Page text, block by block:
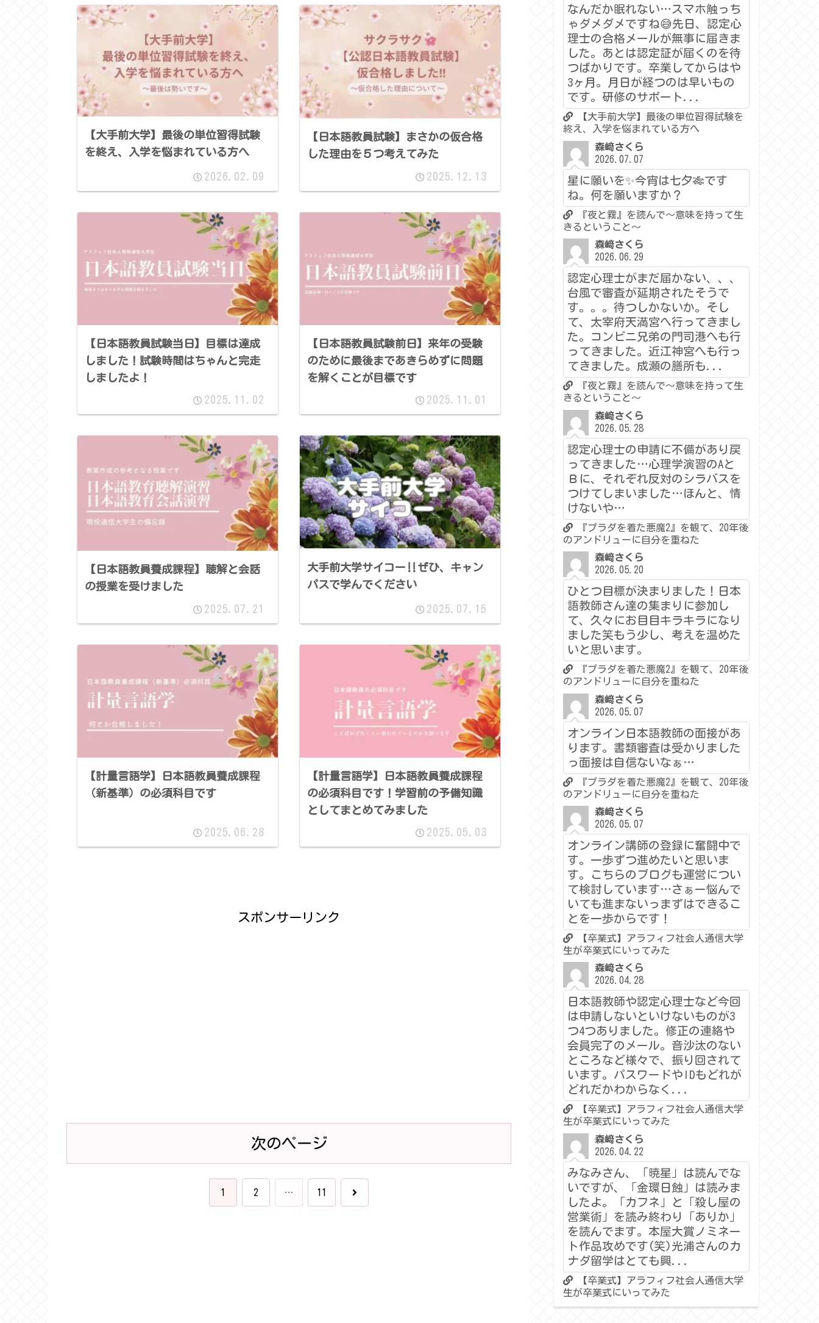
【大手前大学】最後の単位習得試験
を終え、入学を悩まれている方へ
2026.02.09
【日本語教員試験】まさかの仮合格
した理由を５つ考えてみた
2025.12.13
【日本語教員試験当日】目標は達成
しました！試験時間はちゃんと完走
しましたよ！
2025.11.02
【日本語教員試験前日】来年の受験
のために最後まであきらめずに問題
を解くことが目標です
2025.11.01
【日本語教員養成課程】聴解と会話
の授業を受けました
2025.07.21
大手前大学サイコー‼ぜひ、キャン
パスで学んでください
2025.07.15
【計量言語学】日本語教員養成課程
（新基準）の必須科目です
2025.06.28
【計量言語学】日本語教員養成課程
の必須科目です！学習前の予備知識
としてまとめてみました
2025.05.03
スポンサーリンク
次のページ
1 2 … 11 次
なんだか眠れない…スマホ触っち
ゃダメダメですね😅先日、認定心
理士の合格メールが無事に届きま
した。あとは認定証が届くのを待
つばかりです。卒業してからはや
3ヶ月。月日が経つのは早いもの
です。研修のサポート...
【大手前大学】最後の単位習得試験を
終え、入学を悩まれている方へ
森﨑さくら
2026.07.07
星に願いを✨今宵は七夕🎋です
ね。何を願いますか？
『夜と霧』を読んで～意味を持って生
きるということ～
森﨑さくら
2026.06.29
認定心理士がまだ届かない、、、
台風で審査が延期されたそうで
す。。。待つしかないか。そし
て、太宰府天満宮へ行ってきまし
た。コンビニ兄弟の門司港へも行
ってきました。近江神宮へも行っ
てきました。成瀬の膳所も...
『夜と霧』を読んで～意味を持って生
きるということ～
森﨑さくら
2026.05.28
認定心理士の申請に不備があり戻
ってきました…心理学演習のAと
Ｂに、それぞれ反対のシラバスを
つけてしまいました…ほんと、情
けないや…
『プラダを着た悪魔2』を観て、20年後
のアンドリューに自分を重ねた
森﨑さくら
2026.05.20
ひとつ目標が決まりました！日本
語教師さん達の集まりに参加し
て、久々にお目目キラキラになり
ました笑もう少し、考えを温めた
いと思います。
『プラダを着た悪魔2』を観て、20年後
のアンドリューに自分を重ねた
森﨑さくら
2026.05.07
オンライン日本語教師の面接があ
ります。書類審査は受かりました
っ面接は自信ないなぁ…
『プラダを着た悪魔2』を観て、20年後
のアンドリューに自分を重ねた
森﨑さくら
2026.05.07
オンライン講師の登録に奮闘中で
す。一歩ずつ進めたいと思いま
す。こちらのブログも運営につい
て検討しています…さぁー悩んで
いても進まないっまずはできるこ
とを一歩からです！
【卒業式】アラフィフ社会人通信大学
生が卒業式にいってみた
森﨑さくら
2026.04.28
日本語教師や認定心理士など今回
は申請しないといけないものが3
つ4つありました。修正の連絡や
会員完了のメール。音沙汰のない
ところなど様々で、振り回されて
います。パスワードやIDもどれが
どれだかわからなく...
【卒業式】アラフィフ社会人通信大学
生が卒業式にいってみた
森﨑さくら
2026.04.22
みなみさん、「暁星」は読んでな
いですが、「金環日蝕」は読みま
したよ。「カフネ」と「殺し屋の
営業術」を読み終わり「ありか」
を読んでます。本屋大賞ノミネー
ト作品攻めです(笑)光浦さんのカ
ナダ留学はとても興...
【卒業式】アラフィフ社会人通信大学
生が卒業式にいってみた